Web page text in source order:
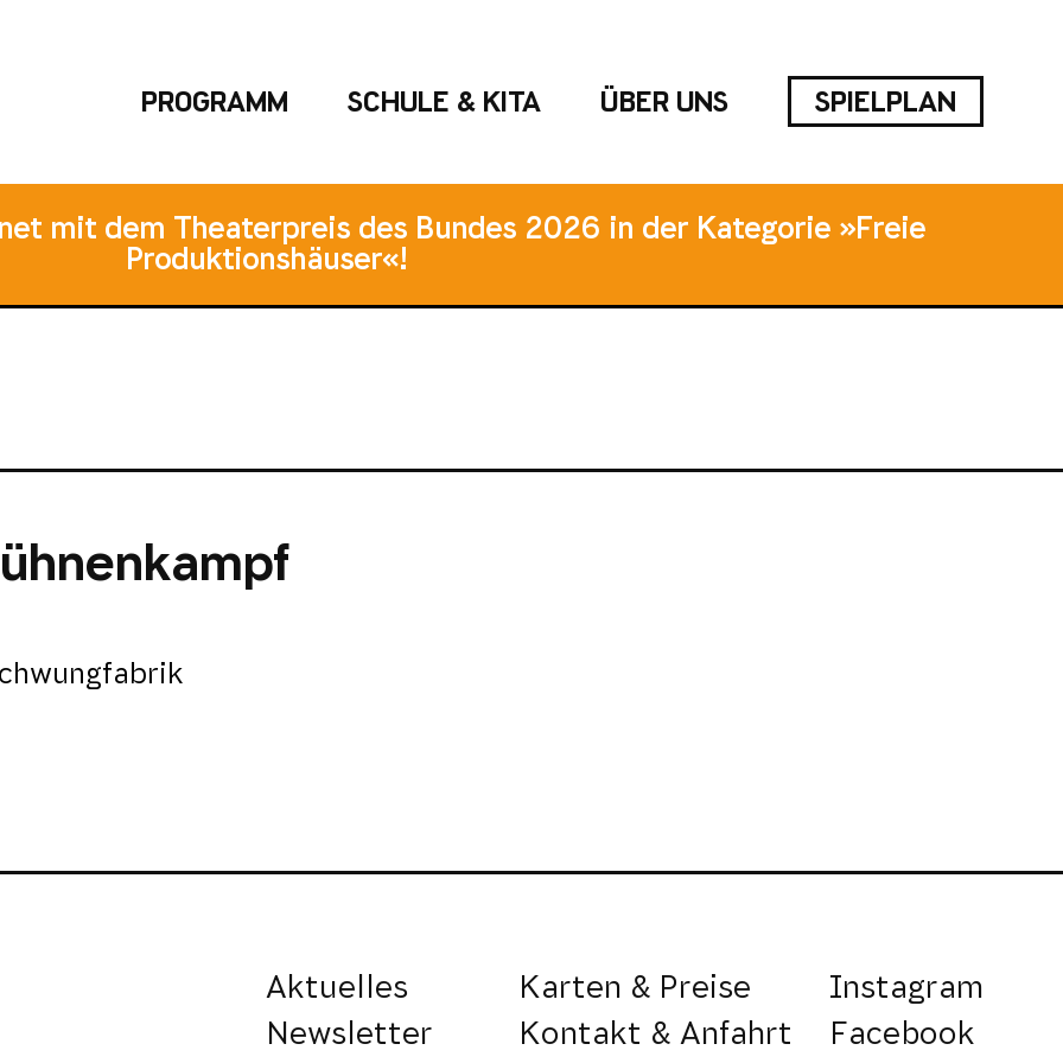
PROGRAMM SCHULE & KITA ÜBER UNS SPIELPLAN
mit dem Theaterpreis des Bundes 2026 in der Kategorie »Freie
Produktionshäuser«!
Aktuelles
Newsletter
Karten & Preise
Kontakt & Anfahrt
Instagram
Facebook